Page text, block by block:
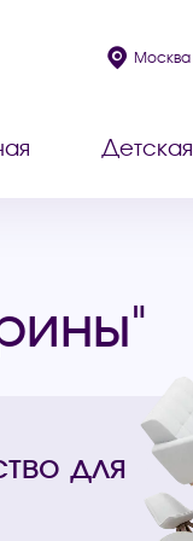
Москва
Детская
для